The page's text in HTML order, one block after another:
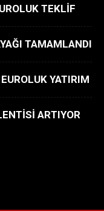
TEKLİF
TAMAMLANDI
YATIRIM
ARTIYOR